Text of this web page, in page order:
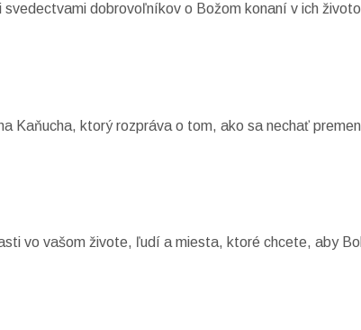
dobrovoľníkov o Božom konaní v ich
Kaňucha, ktorý rozpráva o tom, ako sa nechať
vo vašom živote, ľudí a miesta, ktoré chcete, aby